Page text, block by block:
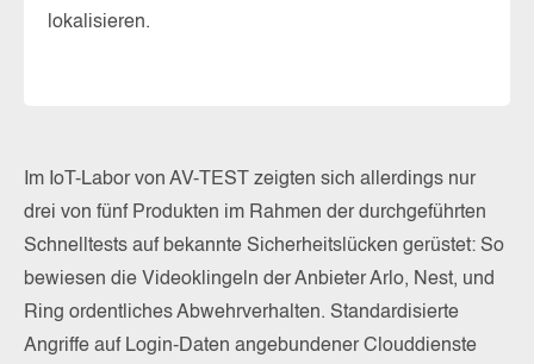
lokalisieren.
Im IoT-Labor von AV-TEST zeigten sich allerdings nur
drei von fünf Produkten im Rahmen der durchgeführten
Schnelltests auf bekannte Sicherheitslücken gerüstet: So
bewiesen die Videoklingeln der Anbieter Arlo, Nest, und
Ring ordentliches Abwehrverhalten. Standardisierte
Angriffe auf Login-Daten angebundener Clouddienste